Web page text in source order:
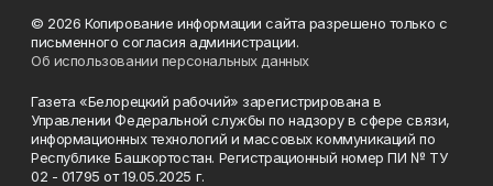
© 2026 Копирование информации сайта разрешено только с
письменного согласия администрации.
Об использовании персональных данных
Газета «Белорецкий рабочий» зарегистрирована в
Управлении Федеральной службы по надзору в сфере связи,
информационных технологий и массовых коммуникаций по
Республике Башкортостан. Регистрационный номер ПИ № ТУ
02 - 01795 от 19.05.2025 г.